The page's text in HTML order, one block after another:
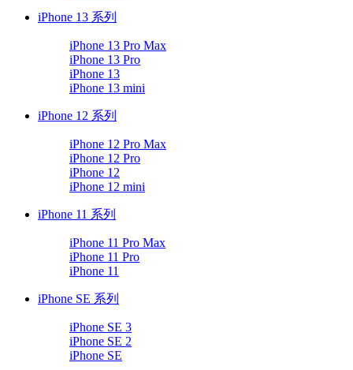
iPhone 13 系列
iPhone 13 Pro Max
iPhone 13 Pro
iPhone 13
iPhone 13 mini
iPhone 12 系列
iPhone 12 Pro Max
iPhone 12 Pro
iPhone 12
iPhone 12 mini
iPhone 11 系列
iPhone 11 Pro Max
iPhone 11 Pro
iPhone 11
iPhone SE 系列
iPhone SE 3
iPhone SE 2
iPhone SE